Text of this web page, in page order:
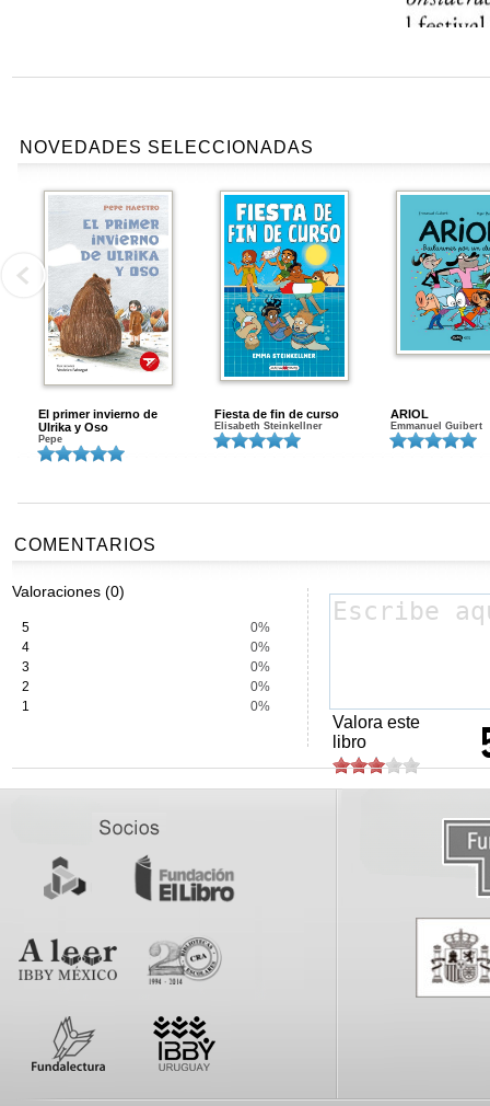
NOVEDADES SELECCIONADAS
El primer invierno de
Ulrika y Oso
Pepe
Fiesta de fin de curso
Elisabeth Steinkellner
ARIOL
Emmanuel Guibert
COMENTARIOS
Valoraciones (0)
5
0%
4
0%
3
0%
2
0%
1
0%
Valora este
libro